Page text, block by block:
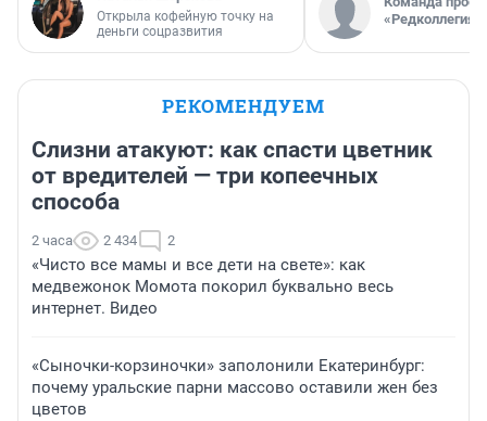
Открыла кофейную точку на
деньги соцразвития
«Редколлегия»
РЕКОМЕНДУЕМ
Слизни атакуют: как спасти цветник
от вредителей — три копеечных
способа
2 часа 2 434 2
«Чисто все мамы и все дети на свете»: как
медвежонок Момота покорил буквально весь
интернет. Видео
«Сыночки-корзиночки» заполонили Екатеринбург:
почему уральские парни массово оставили жен без
цветов